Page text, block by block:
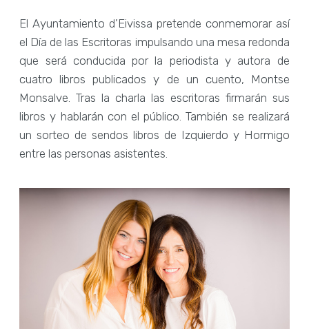
El Ayuntamiento d’Eivissa pretende conmemorar así
el Día de las Escritoras impulsando una mesa redonda
que será conducida por la periodista y autora de
cuatro libros publicados y de un cuento, Montse
Monsalve. Tras la charla las escritoras firmarán sus
libros y hablarán con el público. También se realizará
un sorteo de sendos libros de Izquierdo y Hormigo
entre las personas asistentes.